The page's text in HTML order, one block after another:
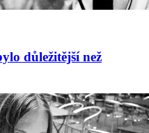
důležitější než